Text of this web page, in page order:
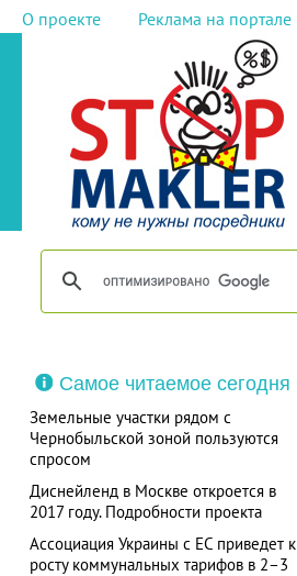
О проекте Реклама на портале
Самое читаемое сегодня
Земельные участки рядом с
Чернобыльской зоной пользуются
спросом
Диснейленд в Москве откроется в
2017 году. Подробности проекта
Ассоциация Украины с ЕС приведет к
росту коммунальных тарифов в 2–3